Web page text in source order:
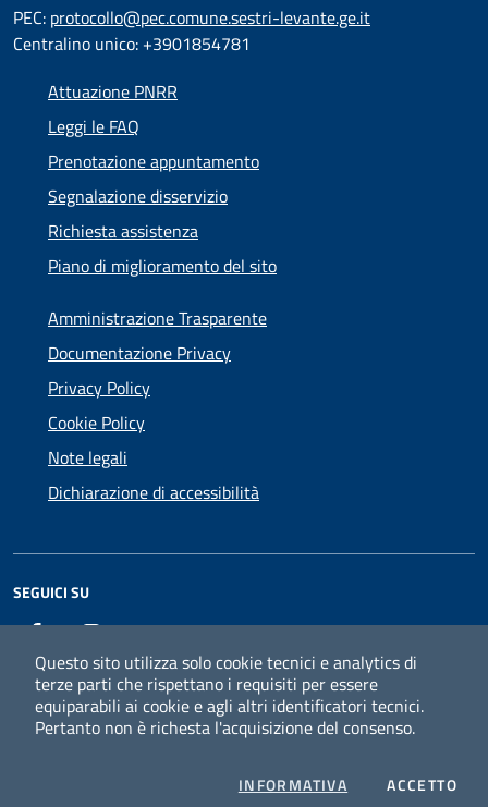
Questo sito utilizza solo cookie tecnici e analytics di
terze parti che rispettano i requisiti per essere
equiparabili ai cookie e agli altri identificatori tecnici.
Pertanto non è richesta l'acquisizione del consenso.
INFORMATIVA PRIVACYACCETTOI
PEC: protocollo@pec.comune.sestri-levante.ge.it
Centralino unico: +3901854781
Attuazione PNRR
Leggi le FAQ
Prenotazione appuntamento
Segnalazione disservizio
Richiesta assistenza
Piano di miglioramento del sito
Amministrazione Trasparente
Documentazione Privacy
Privacy Policy
Cookie Policy
Note legali
Dichiarazione di accessibilità
SEGUICI SU
FacebookInstagram